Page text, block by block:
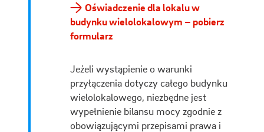
Oświadczenie dla lokalu w
budynku wielolokalowym – pobierz
formularz
Jeżeli wystąpienie o warunki
przyłączenia dotyczy całego budynku
wielolokalowego, niezbędne jest
wypełnienie bilansu mocy zgodnie z
obowiązującymi przepisami prawa i